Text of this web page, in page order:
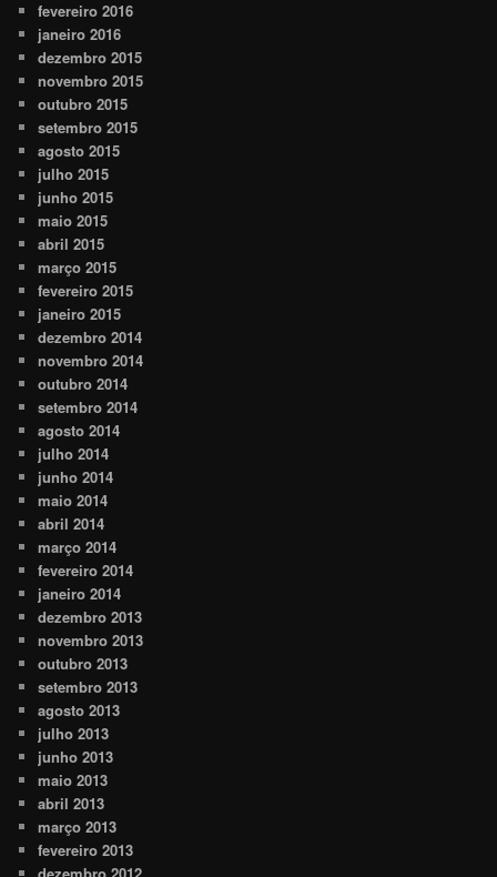
fevereiro 2016
janeiro 2016
dezembro 2015
novembro 2015
outubro 2015
setembro 2015
agosto 2015
julho 2015
junho 2015
maio 2015
abril 2015
março 2015
fevereiro 2015
janeiro 2015
dezembro 2014
novembro 2014
outubro 2014
setembro 2014
agosto 2014
julho 2014
junho 2014
maio 2014
abril 2014
março 2014
fevereiro 2014
janeiro 2014
dezembro 2013
novembro 2013
outubro 2013
setembro 2013
agosto 2013
julho 2013
junho 2013
maio 2013
abril 2013
março 2013
fevereiro 2013